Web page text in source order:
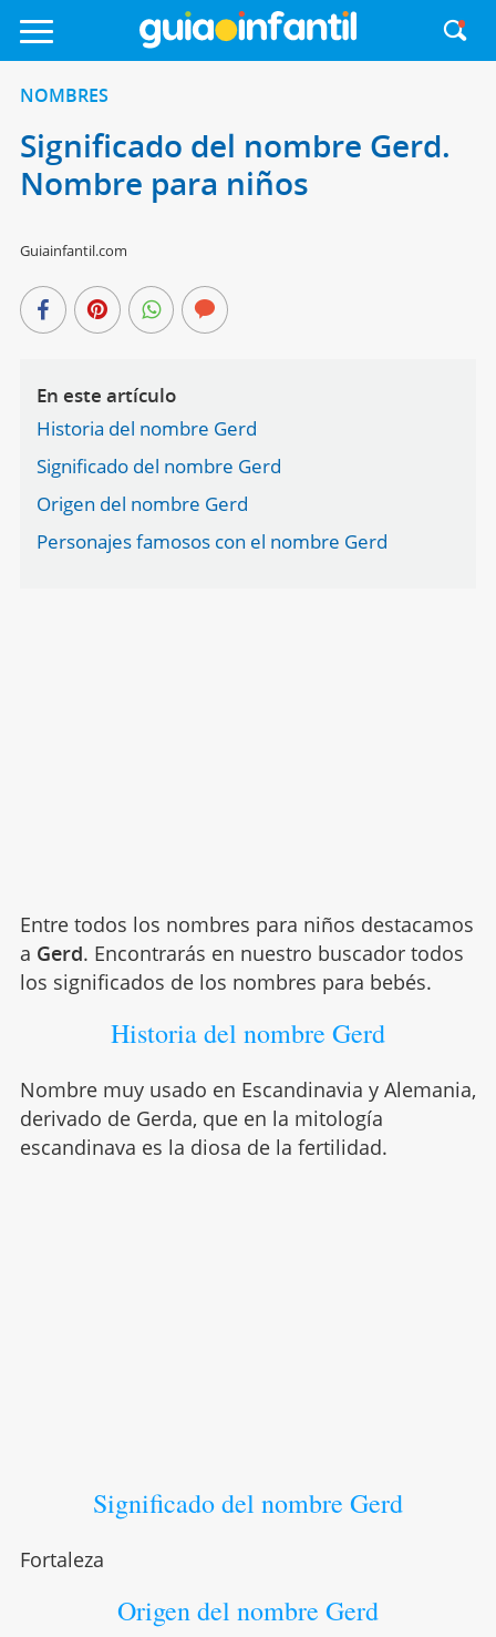
NOMBRES
Significado del nombre Gerd.
Nombre para niños
Guiainfantil.com
En este artículo
Historia del nombre Gerd
Significado del nombre Gerd
Origen del nombre Gerd
Personajes famosos con el nombre Gerd
Entre todos los nombres para niños destacamos
a Gerd. Encontrarás en nuestro buscador todos
los significados de los nombres para bebés.
Historia del nombre Gerd
Nombre muy usado en Escandinavia y Alemania,
derivado de Gerda, que en la mitología
escandinava es la diosa de la fertilidad.
Significado del nombre Gerd
Fortaleza
Origen del nombre Gerd